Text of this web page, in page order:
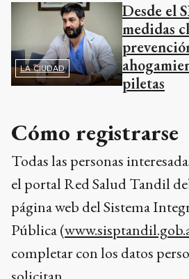
LA CIUDAD
Desde el
medidas
piletas
Cómo registrarse
Todas las personas
el portal Red Salud Tandil
página web del Sistema
Pública (
completar con los datos